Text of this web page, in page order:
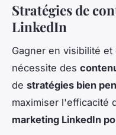
Stratégies de
LinkedIn
Gagner en visibilité
nécessite des
de stratégies bien
maximiser l'efficacité
marketing LinkedIn